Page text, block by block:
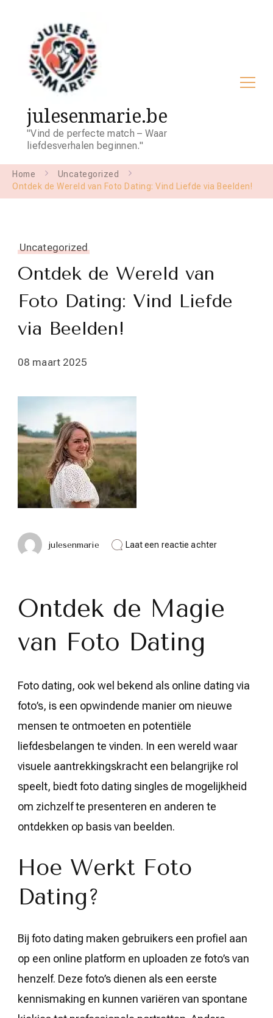
julesenmarie.be
"Vind de perfecte match – Waar
liefdesverhalen beginnen."
Home
Uncategorized
Ontdek de Wereld van Foto Dating: Vind Liefde via Beelden!
Uncategorized
Ontdek de Wereld van
Foto Dating: Vind Liefde
via Beelden!
08 maart 2025
julesenmarie Laat een reactie achterop
Dating:
Ontdek de Magie
van Foto Dating
Foto dating, ook wel bekend als online dating via
foto’s, is een opwindende manier om nieuwe
mensen te ontmoeten en potentiële
liefdesbelangen te vinden. In een wereld waar
visuele aantrekkingskracht een belangrijke rol
speelt, biedt foto dating singles de mogelijkheid
om zichzelf te presenteren en anderen te
ontdekken op basis van beelden.
Hoe Werkt Foto
Dating?
Bij foto dating maken gebruikers een profiel aan
op een online platform en uploaden ze foto’s van
henzelf. Deze foto’s dienen als een eerste
kennismaking en kunnen variëren van spontane